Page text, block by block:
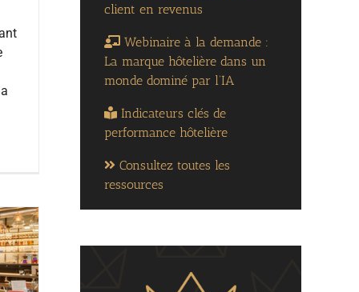
client en revenus
Webinaire à la demande :
La marque hôtelière dans un
monde dominé par l’IA
Indicateurs clés de
performance hôtelière
Consultez toutes les
ressources